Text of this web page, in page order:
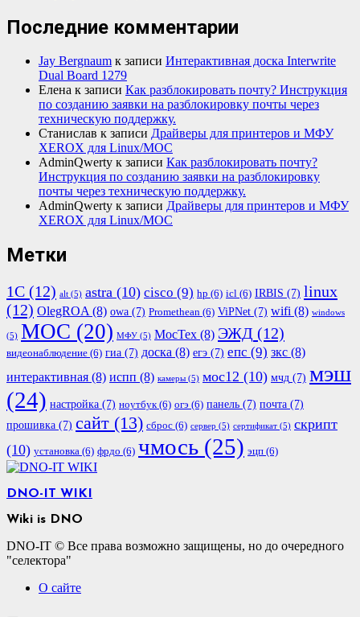
Последние комментарии
Jay Bergnaum к записи Интерактивная доска Interwrite
Dual Board 1279
Елена к записи Как разблокировать почту? Инструкция
по созданию заявки на разблокировку почты через
техническую поддержку.
Станислав к записи Драйверы для принтеров и МФУ
XEROX для Linux/МОС
AdminQwerty к записи Как разблокировать почту?
Инструкция по созданию заявки на разблокировку
почты через техническую поддержку.
AdminQwerty к записи Драйверы для принтеров и МФУ
XEROX для Linux/МОС
Метки
1С (12) alt (5) astra (10) cisco (9) hp (6) icl (6) IRBIS (7) linux
(12) OlegROA (8) owa (7) Promethean (6) ViPNet (7) wifi (8) windows
(5) МОС (20) МФУ (5) МосТех (8) ЭЖД (12)
видеонаблюдение (6) гиа (7) доска (8) егэ (7) епс (9) зкс (8)
интерактивная (8) испп (8) камеры (5) мос12 (10) мчд (7) мэш
(24) настройка (7) ноутбук(6) огэ (6) панель (7) почта (7)
прошивка (7) сайт (13) сброс (6) сервер (5) сертификат (5) скрипт
(10) установка (6) фрдо (6) чмось (25) эцп (6)
DNO-IT WIKI
Wiki is DNO
DNO-IT © Все права возможно защищены, но до очередного
"селектора"
О сайте